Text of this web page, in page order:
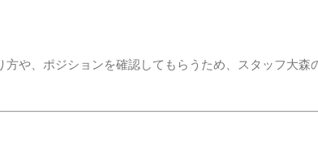
や、ポジションを確認してもらうため、スタッフ大森